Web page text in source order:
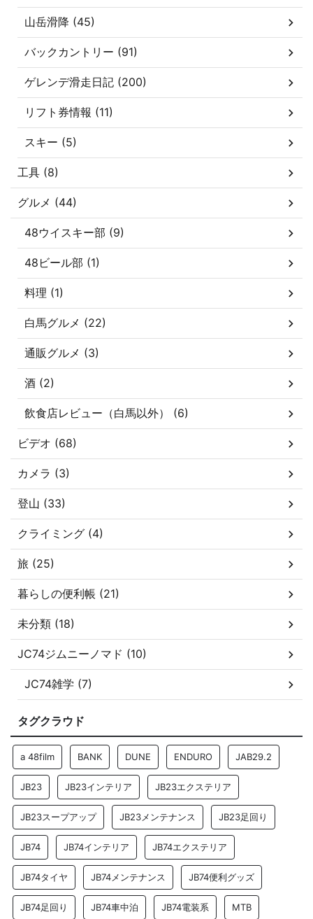
山岳滑降 (45)
バックカントリー (91)
ゲレンデ滑走日記 (200)
リフト券情報 (11)
スキー (5)
工具 (8)
グルメ (44)
48ウイスキー部 (9)
48ビール部 (1)
料理 (1)
白馬グルメ (22)
通販グルメ (3)
酒 (2)
飲食店レビュー（白馬以外） (6)
ビデオ (68)
カメラ (3)
登山 (33)
クライミング (4)
旅 (25)
暮らしの便利帳 (21)
未分類 (18)
JC74ジムニーノマド (10)
JC74雑学 (7)
タグクラウド
a 48film BANK DUNE ENDURO JAB29.2
JB23 JB23インテリア JB23エクステリア
JB23スープアップ JB23メンテナンス JB23足回り
JB74 JB74インテリア JB74エクステリア
JB74タイヤ JB74メンテナンス JB74便利グッズ
JB74足回り JB74車中泊 JB74電装系 MTB